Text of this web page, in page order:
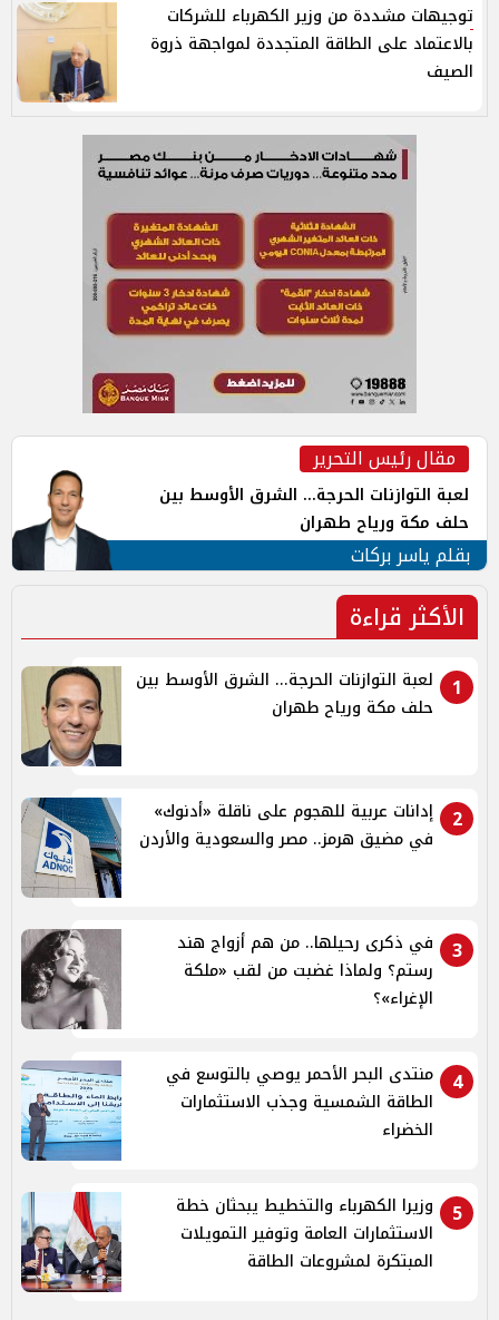
توجيهات مشددة من وزير الكهرباء للشركات
بالاعتماد على الطاقة المتجددة لمواجهة ذروة
الصيف
مقال رئيس التحرير
لعبة التوازنات الحرجة... الشرق الأوسط بين
حلف مكة ورياح طهران
بقلم ياسر بركات
الأكثر قراءة
1
لعبة التوازنات الحرجة... الشرق الأوسط بين
حلف مكة ورياح طهران
2
إدانات عربية للهجوم على ناقلة «أدنوك»
في مضيق هرمز.. مصر والسعودية والأردن
3
في ذكرى رحيلها.. من هم أزواج هند
رستم؟ ولماذا غضبت من لقب «ملكة
الإغراء»؟
4
منتدى البحر الأحمر يوصي بالتوسع في
الطاقة الشمسية وجذب الاستثمارات
الخضراء
5
وزيرا الكهرباء والتخطيط يبحثان خطة
الاستثمارات العامة وتوفير التمويلات
المبتكرة لمشروعات الطاقة